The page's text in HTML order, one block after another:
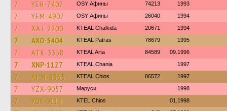
7 YEH-7407 OSY Афины 74213 1993
7 YEM-4907 OSY Афины 26040 1994
7 XAT-2200 KTEAL Chalkida 20671 1994
7 AXO-5404 KTEAL Patras 78679 1995
7 ATK-3358 KTEAL Arta 84589 09.1996
7 XNP-1127 KTEAL Chania 1997
7 AHM-8365 KTEAL Chios 86572 1997
7 YZX-9057 Маруси 1998
7 YOY-9114 KTEL Chios 01.1998